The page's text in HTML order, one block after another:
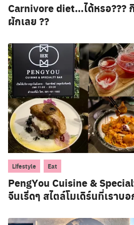
Carnivore diet…ได้หรอ???
ผักเลย ??
Lifestyle Eat
PengYou Cuisine &
จีนเริ่ดๆ สไตล์โมเดิร์นที่เราบ